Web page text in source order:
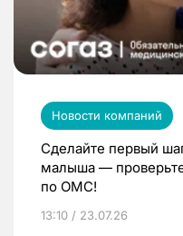
Новости компаний
Сделайте первый
малыша —
по ОМС!
13:10 / 23.07.26